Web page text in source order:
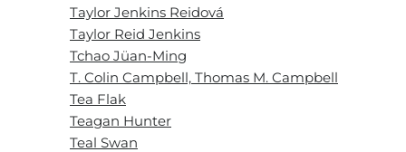
Taylor Jenkins Reidová
Taylor Reid Jenkins
Tchao Jüan-Ming
T. Colin Campbell, Thomas M. Campbell
Tea Flak
Teagan Hunter
Teal Swan